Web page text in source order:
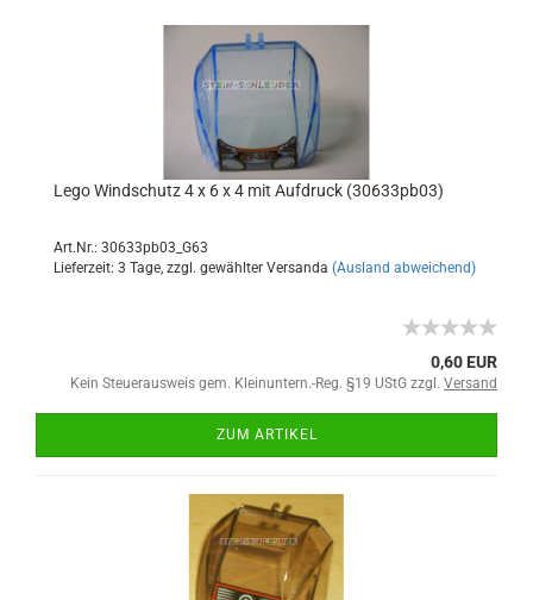
Lego Windschutz 4 x 6 x 4 mit Aufdruck (30633pb03)
Art.Nr.: 30633pb03_G63
Lieferzeit: 3 Tage, zzgl. gewählter Versanda (Ausland abweichend)
0,60 EUR
Kein Steuerausweis gem. Kleinuntern.-Reg. §19 UStG zzgl. Versand
ZUM ARTIKEL